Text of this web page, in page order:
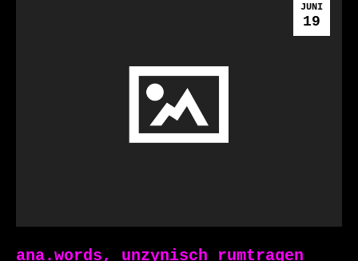
JUNI
19
ana.words, unzynisch rumtragen